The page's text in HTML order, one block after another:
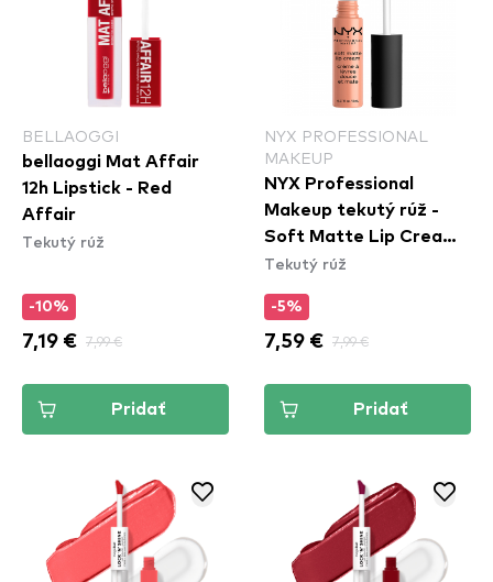
BELLAOGGI
bellaoggi Mat Affair
12h Lipstick - Red
Affair
Tekutý rúž
-10%
7,19 € 7,99 €
Pridať
NYX PROFESSIONAL
MAKEUP
NYX Professional
Makeup tekutý rúž -
Soft Matte Lip Cream
– Athens (SMLC15)
Tekutý rúž
-5%
7,59 € 7,99 €
Pridať